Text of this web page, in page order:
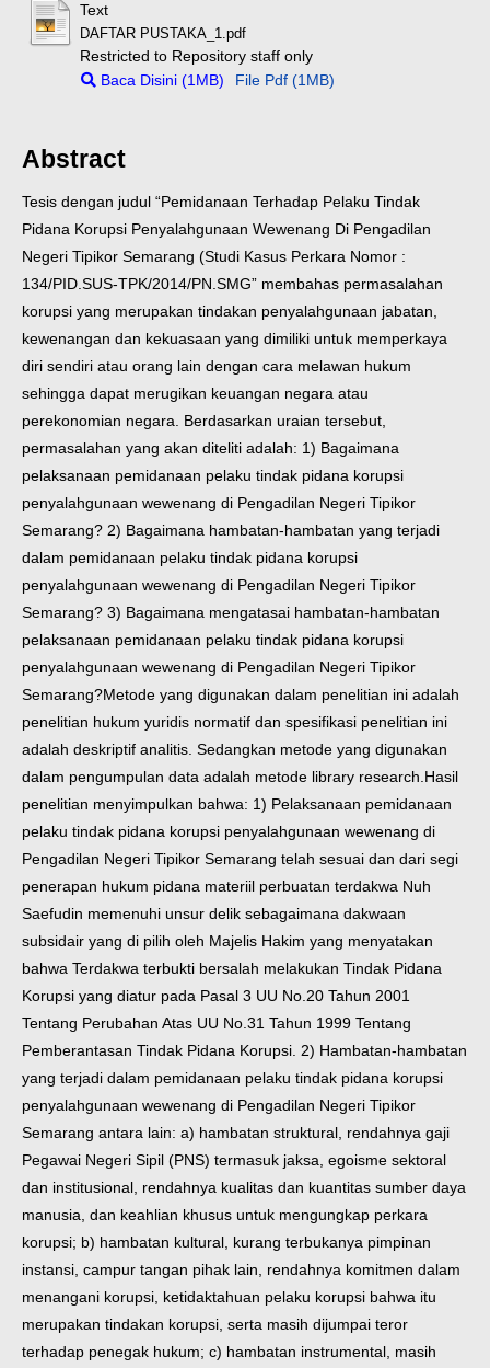
Text
DAFTAR PUSTAKA_1.pdf
Restricted to Repository staff only
Baca Disini (1MB)
File Pdf (1MB)
Abstract
Tesis dengan judul “Pemidanaan Terhadap Pelaku Tindak
Pidana Korupsi Penyalahgunaan Wewenang Di Pengadilan
Negeri Tipikor Semarang (Studi Kasus Perkara Nomor :
134/PID.SUS-TPK/2014/PN.SMG” membahas permasalahan
korupsi yang merupakan tindakan penyalahgunaan jabatan,
kewenangan dan kekuasaan yang dimiliki untuk memperkaya
diri sendiri atau orang lain dengan cara melawan hukum
sehingga dapat merugikan keuangan negara atau
perekonomian negara. Berdasarkan uraian tersebut,
permasalahan yang akan diteliti adalah: 1) Bagaimana
pelaksanaan pemidanaan pelaku tindak pidana korupsi
penyalahgunaan wewenang di Pengadilan Negeri Tipikor
Semarang? 2) Bagaimana hambatan-hambatan yang terjadi
dalam pemidanaan pelaku tindak pidana korupsi
penyalahgunaan wewenang di Pengadilan Negeri Tipikor
Semarang? 3) Bagaimana mengatasai hambatan-hambatan
pelaksanaan pemidanaan pelaku tindak pidana korupsi
penyalahgunaan wewenang di Pengadilan Negeri Tipikor
Semarang?Metode yang digunakan dalam penelitian ini adalah
penelitian hukum yuridis normatif dan spesifikasi penelitian ini
adalah deskriptif analitis. Sedangkan metode yang digunakan
dalam pengumpulan data adalah metode library research. Hasil
penelitian menyimpulkan bahwa: 1) Pelaksanaan pemidanaan
pelaku tindak pidana korupsi penyalahgunaan wewenang di
Pengadilan Negeri Tipikor Semarang telah sesuai dan dari segi
penerapan hukum pidana materiil perbuatan terdakwa Nuh
Saefudin memenuhi unsur delik sebagaimana dakwaan
subsidair yang di pilih oleh Majelis Hakim yang menyatakan
bahwa Terdakwa terbukti bersalah melakukan Tindak Pidana
Korupsi yang diatur pada Pasal 3 UU No.20 Tahun 2001
Tentang Perubahan Atas UU No.31 Tahun 1999 Tentang
Pemberantasan Tindak Pidana Korupsi. 2) Hambatan-hambatan
yang terjadi dalam pemidanaan pelaku tindak pidana korupsi
penyalahgunaan wewenang di Pengadilan Negeri Tipikor
Semarang antara lain: a) hambatan struktural, rendahnya gaji
Pegawai Negeri Sipil (PNS) termasuk jaksa, egoisme sektoral
dan institusional, rendahnya kualitas dan kuantitas sumber daya
manusia, dan keahlian khusus untuk mengungkap perkara
korupsi; b) hambatan kultural, kurang terbukanya pimpinan
instansi, campur tangan pihak lain, rendahnya komitmen dalam
menangani korupsi, ketidaktahuan pelaku korupsi bahwa itu
merupakan tindakan korupsi, serta masih dijumpai teror
terhadap penegak hukum; c) hambatan instrumental, masih